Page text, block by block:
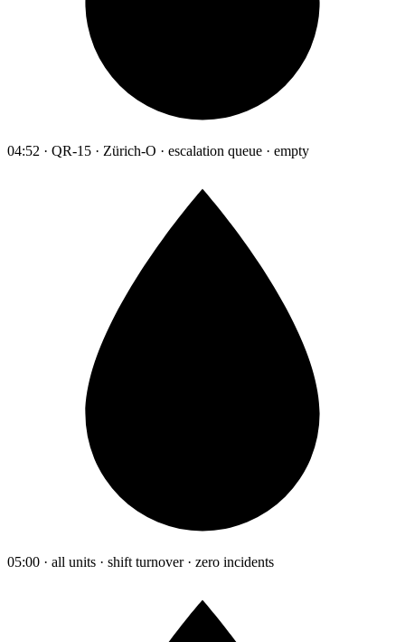
04:52 · QR-15 · Zürich-O · escalation queue · empty
05:00 · all units · shift turnover · zero incidents